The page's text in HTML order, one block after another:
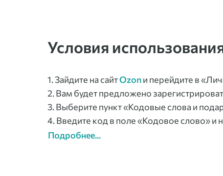
Условия
1. Зайдите на сайтOzonи перейдите в
2. Вам будет предложено
3. Выберите пункт «Кодовые слова и
4. Введите код в поле «Кодовое слово» и
Подробнее...